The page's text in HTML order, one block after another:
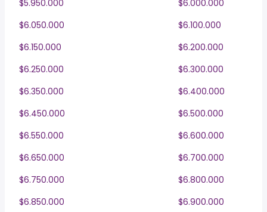
$5.950.000
$6.000.000
$6.050.000
$6.100.000
$6.150.000
$6.200.000
$6.250.000
$6.300.000
$6.350.000
$6.400.000
$6.450.000
$6.500.000
$6.550.000
$6.600.000
$6.650.000
$6.700.000
$6.750.000
$6.800.000
$6.850.000
$6.900.000